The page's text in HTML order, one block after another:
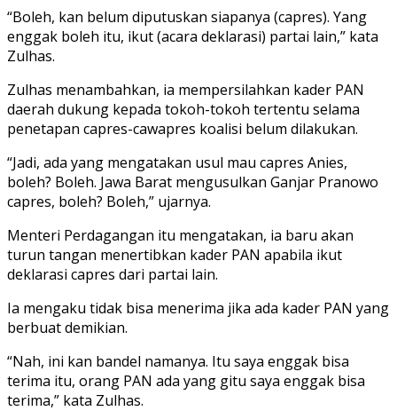
“Boleh, kan belum diputuskan siapanya (capres). Yang
enggak boleh itu, ikut (acara deklarasi) partai lain,” kata
Zulhas.
Zulhas menambahkan, ia mempersilahkan kader PAN
daerah dukung kepada tokoh-tokoh tertentu selama
penetapan capres-cawapres koalisi belum dilakukan.
“Jadi, ada yang mengatakan usul mau capres Anies,
boleh? Boleh. Jawa Barat mengusulkan Ganjar Pranowo
capres, boleh? Boleh,” ujarnya.
Menteri Perdagangan itu mengatakan, ia baru akan
turun tangan menertibkan kader PAN apabila ikut
deklarasi capres dari partai lain.
Ia mengaku tidak bisa menerima jika ada kader PAN yang
berbuat demikian.
“Nah, ini kan bandel namanya. Itu saya enggak bisa
terima itu, orang PAN ada yang gitu saya enggak bisa
terima,” kata Zulhas.